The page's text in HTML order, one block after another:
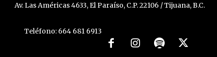
Av. Las Américas 4633, El Paraíso, C.P. 22106 / Tijuana, B.C.
Teléfono: 664 681 6913